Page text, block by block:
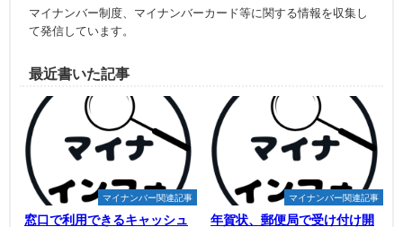
マイナンバー制度、マイナンバーカード等に関する情報を収集し
て発信しています。
最近書いた記事
マイナンバー関連記事
窓口で利用できるキャッシュ
マイナンバー関連記事
年賀状、郵便局で受け付け開